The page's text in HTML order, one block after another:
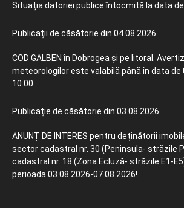
Situația datoriei publice întocmită la data de
Publicații de căsătorie din 04.08.2026
COD GALBEN în Dobrogea și pe litoral.
meteorologilor este valabilă până în data de
10:00
Publicație de căsătorie din 03.08.2026
ANUNȚ DE INTERES pentru deținătorii
sector cadastral nr. 30 (Peninsula- străzile
cadastral nr. 18 (Zona Ecluză- străzile E1-
perioada 03.08.2026-07.08.2026!